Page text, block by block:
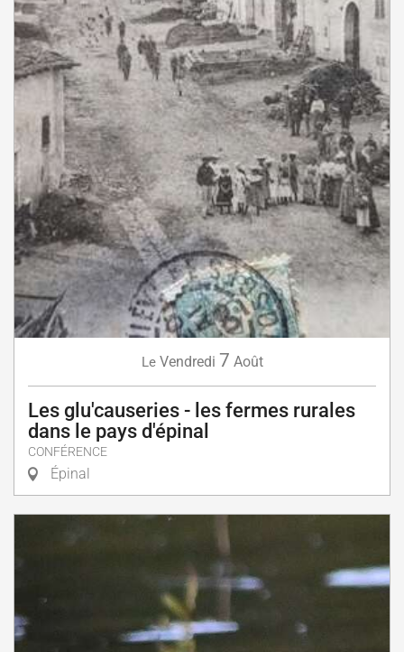
Le Vendredi 7 Août
Les glu'causeries - les fermes rurales
dans le pays d'épinal
CONFÉRENCE
Épinal